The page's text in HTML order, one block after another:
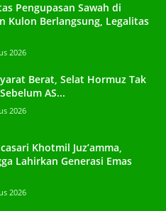
Pengupasan Sawah di
Kulon Berlangsung, Legalitas
2026
Berat, Selat Hormuz Tak
AS...
2026
Khotmil Juz’amma,
Lahirkan Generasi Emas
2026